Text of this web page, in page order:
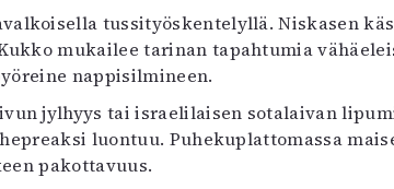
tussityöskentelyllä. Niskasen
mukailee tarinan tapahtumia
nappisilmineen.
jylhyys tai israelilaisen sotalaivan
luontuu. Puhekuplattomassa
pakottavuus.